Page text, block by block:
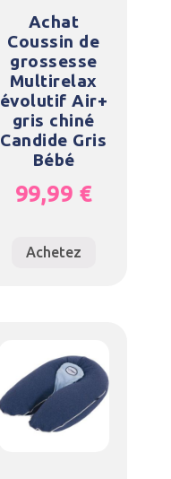
Achat
Coussin de
grossesse
Multirelax
évolutif Air+
gris chiné
Candide Gris
Bébé
99,99 €
Achetez